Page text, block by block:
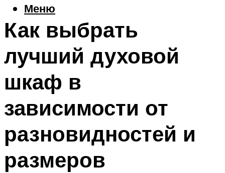
Меню
Как выбрать
лучший духовой
шкаф в
зависимости от
разновидностей и
размеров